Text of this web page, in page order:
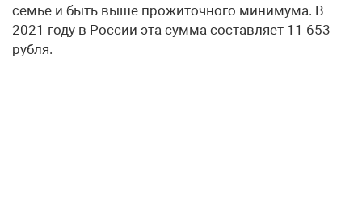
семье и быть выше прожиточного минимума. В
2021 году в России эта сумма составляет 11 653
рубля.